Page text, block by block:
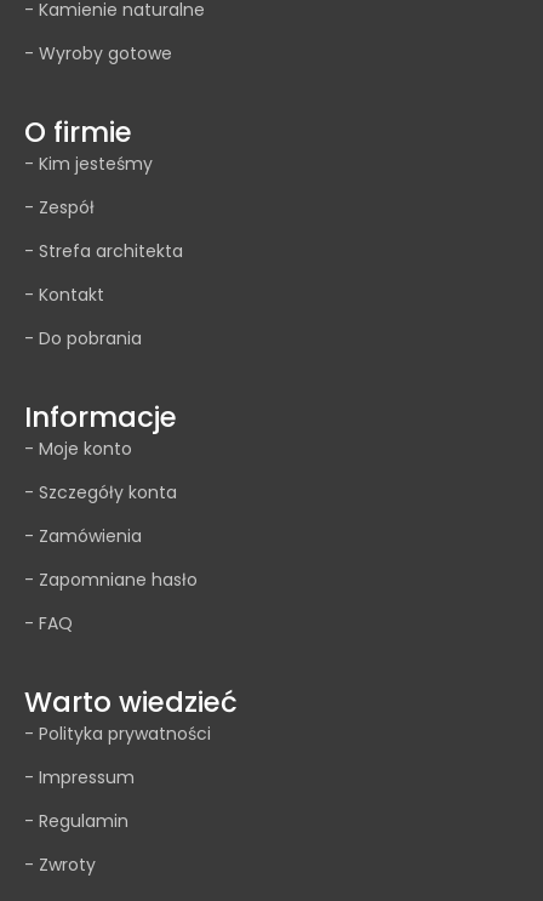
- Kamienie naturalne
- Wyroby gotowe
O firmie
- Kim jesteśmy
- Zespół
- Strefa architekta
- Kontakt
- Do pobrania
Informacje
- Moje konto
- Szczegóły konta
- Zamówienia
- Zapomniane hasło
- FAQ
Warto wiedzieć
- Polityka prywatności
- Impressum
- Regulamin
- Zwroty